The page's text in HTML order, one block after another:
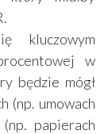
kluczowym
w
będzie mógł
(np. umowach
papierach